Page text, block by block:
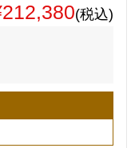
(税込)